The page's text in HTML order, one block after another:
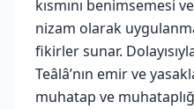
kısmını benimsemesi
nizam olarak
fikirler sunar.
Teâlâ’nın emir ve
muhatap ve